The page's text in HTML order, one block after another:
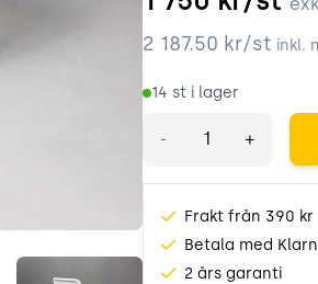
9Xz7-qCwA_4M.jpeg
2 187.50 kr/st inkl.
14 st i lager
- +
Frakt från 390 kr
Betala med
2 års garanti